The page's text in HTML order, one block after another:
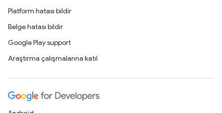
Platform hatası bildir
Belge hatası bildir
Google Play support
Araştırma çalışmalarına katıl